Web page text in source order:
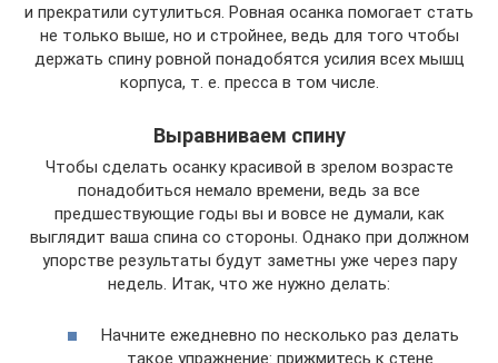
и прекратили сутулиться. Ровная осанка помогает стать
не только выше, но и стройнее, ведь для того чтобы
держать спину ровной понадобятся усилия всех мышц
корпуса, т. е. пресса в том числе.
Выравниваем спину
Чтобы сделать осанку красивой в зрелом возрасте
понадобиться немало времени, ведь за все
предшествующие годы вы и вовсе не думали, как
выглядит ваша спина со стороны. Однако при должном
упорстве результаты будут заметны уже через пару
недель. Итак, что же нужно делать:
Начните ежедневно по несколько раз делать
такое упражнение: прижмитесь к стене